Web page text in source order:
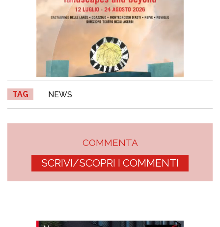
TAG NEWS
COMMENTA
SCRIVI/SCOPRI I COMMENTI